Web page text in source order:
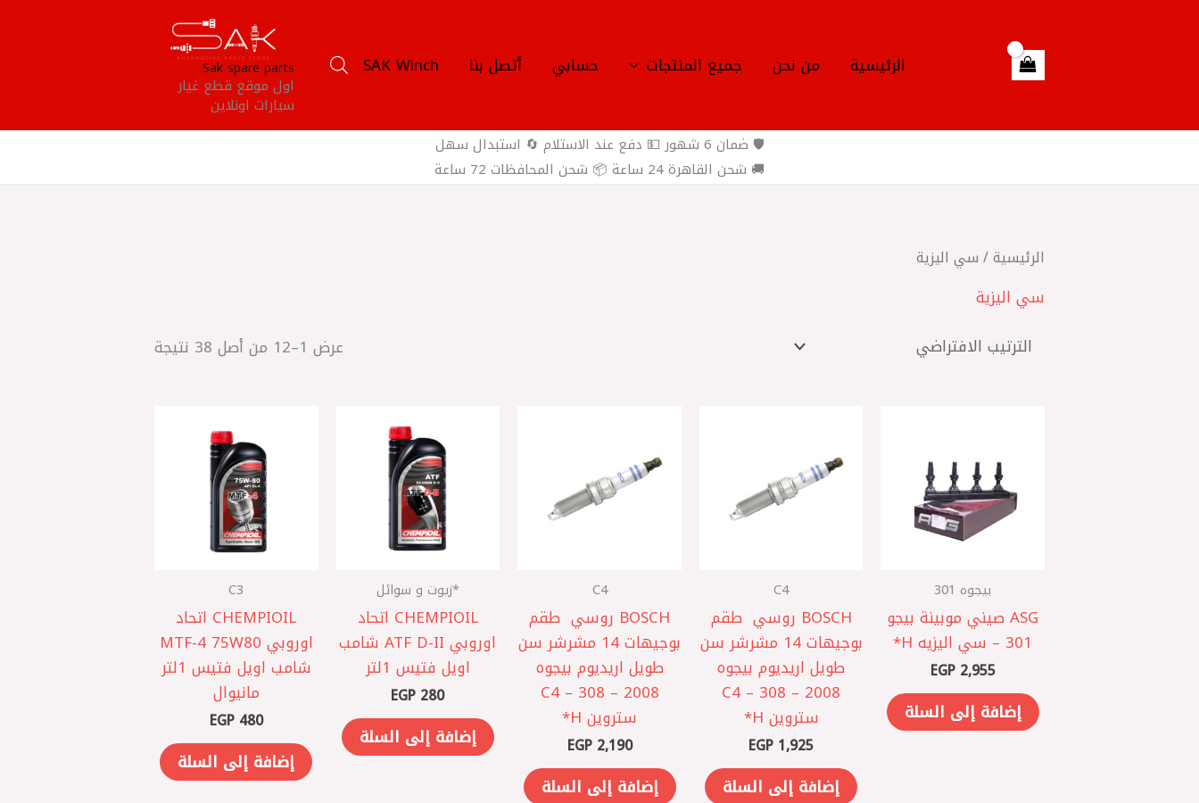
الرئيسية من نحن جميع المنتجات حسابي أتصل بنا SAK Winch
Sak spare parts
اول موقع قطع غيار
سيارات اونلاين
🛡️ ضمان 6 شهور 💵 دفع عند الاستلام 🔄 استبدال سهل
🚚 شحن القاهرة 24 ساعة 📦 شحن المحافظات 72 ساعة
الرئيسية/ سي اليزية
سي اليزية
عرض 1–12 من أصل 38 نتيجة
بيجوه 301
ASG صيني ‎موبينة بيجو
301 – سي اليزيه H*
EGP2,955
إضافة إلى السلة
C4
BOSCH روسي ‎ ‎طقم
بوجيهات 14 مشرشر سن
طويل اريديوم بيجوه
2008 – 308 – C4
ستروين H*
EGP 1,925
إضافة إلى السلة
C4
BOSCH روسي ‎ ‎طقم
بوجيهات 14 مشرشر سن
طويل اريديوم بيجوه
2008 – 308 – C4
ستروين H*
EGP2,190
إضافة إلى السلة
*زيوت و سوائل
CHEMPIOIL اتحاد
اوروبي ATF D-II شامب
اويل فتيس 1لتر
EGP 280
إضافة إلى السلة
C3
CHEMPIOIL اتحاد
اوروبي MTF-4 75W80
شامب اويل فتيس 1لتر
مانيوال
EGP480
إضافة إلى السلة